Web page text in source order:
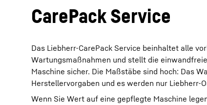
CarePack Service
Das Liebherr-CarePack Service beinhaltet alle
Wartungsmaßnahmen und stellt die
Maschine sicher. Die Maßstäbe sind hoch: Das
Herstellervorgaben und es werden nur Liebherr-
Wenn Sie Wert auf eine gepflegte Maschine